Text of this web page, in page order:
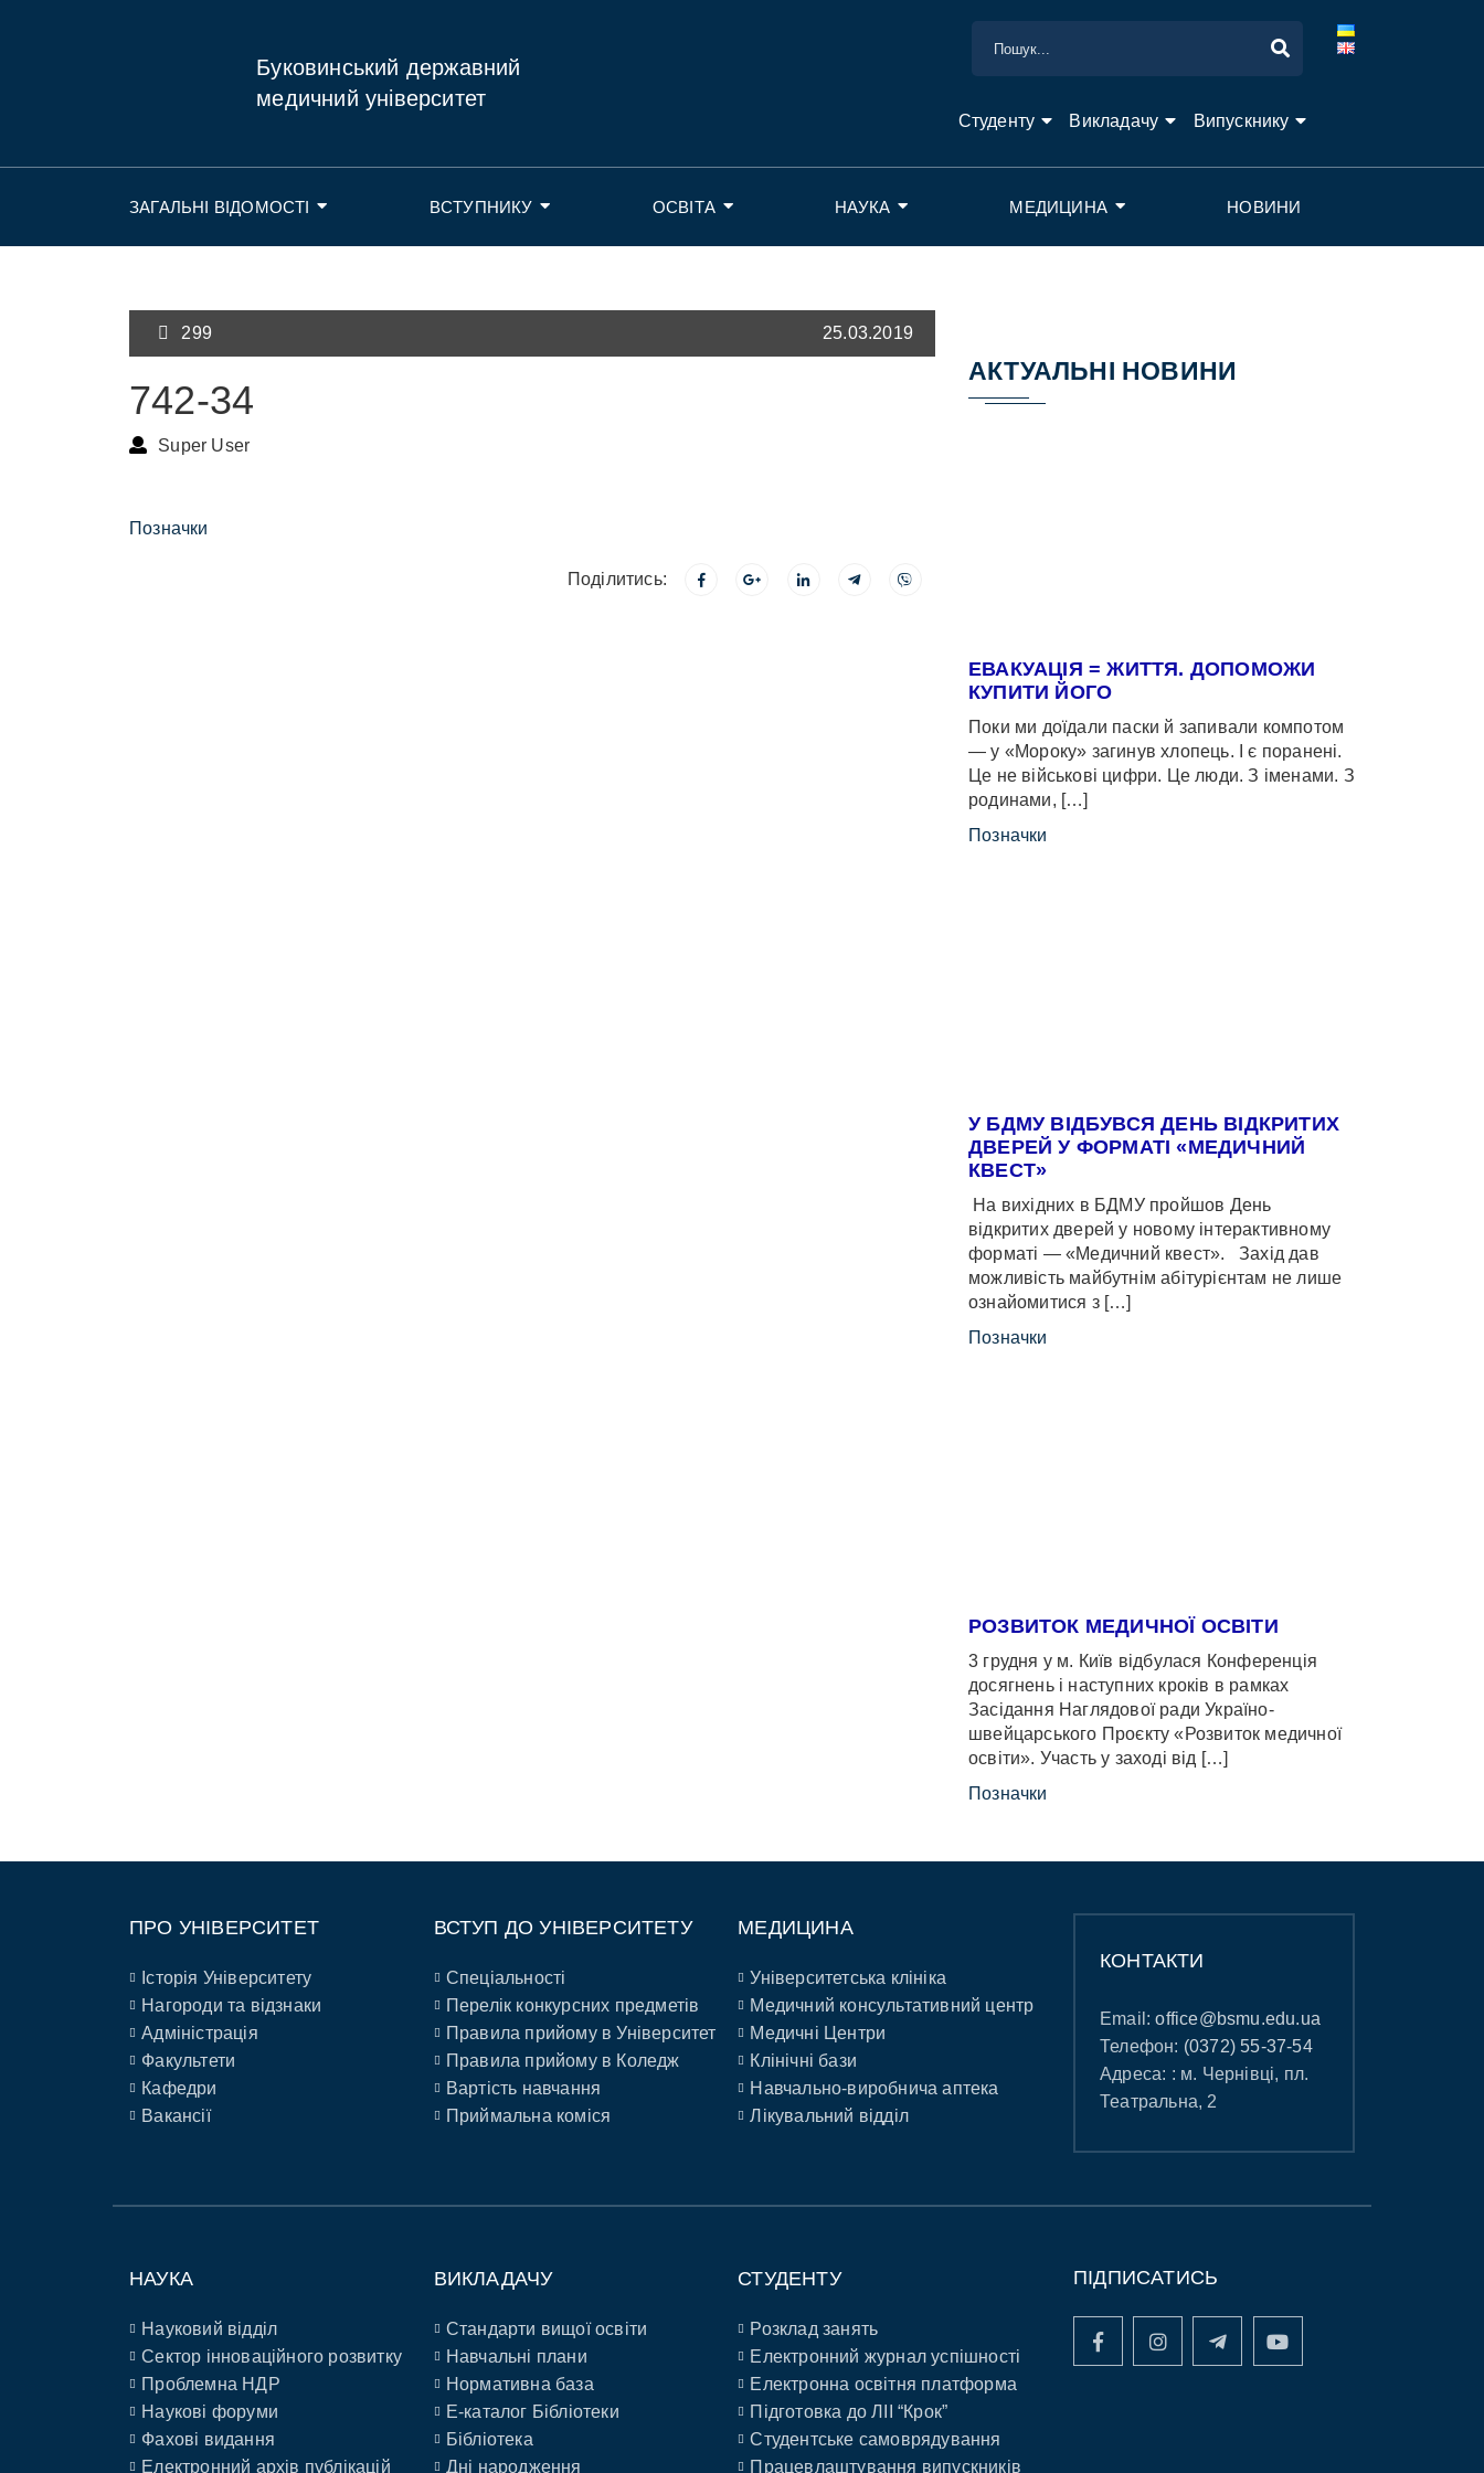
Буковинський державний
медичний університет
Студенту Викладачу Випускнику
ЗАГАЛЬНІ ВІДОМОСТІ ВСТУПНИКУ ОСВІТА НАУКА МЕДИЦИНА НОВИНИ
299 25.03.2019
742-34
Super User
Позначки
Поділитись:
АКТУАЛЬНІ НОВИНИ
ЕВАКУАЦІЯ = ЖИТТЯ. ДОПОМОЖИ
КУПИТИ ЙОГО
Поки ми доїдали паски й запивали компотом
— у «Мороку» загинув хлопець. І є поранені.
Це не військові цифри. Це люди. З іменами. З
родинами, […]
Позначки
У БДМУ ВІДБУВСЯ ДЕНЬ ВІДКРИТИХ
ДВЕРЕЙ У ФОРМАТІ «МЕДИЧНИЙ
КВЕСТ»
На вихідних в БДМУ пройшов День
відкритих дверей у новому інтерактивному
форматі — «Медичний квест». Захід дав
можливість майбутнім абітурієнтам не лише
ознайомитися з […]
Позначки
РОЗВИТОК МЕДИЧНОЇ ОСВІТИ
3 грудня у м. Київ відбулася Конференція
досягнень і наступних кроків в рамках
Засідання Наглядової ради Україно-
швейцарського Проєкту «Розвиток медичної
освіти». Участь у заході від […]
Позначки
ПРО УНІВЕРСИТЕТ
Історія Університету
Нагороди та відзнаки
Адміністрація
Факультети
Кафедри
Вакансії
ВСТУП ДО УНІВЕРСИТЕТУ
Спеціальності
Перелік конкурсних предметів
Правила прийому в Університет
Правила прийому в Коледж
Вартість навчання
Приймальна коміся
МЕДИЦИНА
Університетська клініка
Медичний консультативний центр
Медичні Центри
Клінічні бази
Навчально-виробнича аптека
Лікувальний відділ
КОНТАКТИ
Email:office@bsmu.edu.ua
Телефон: (0372) 55-37-54
Адреса: : м. Чернівці, пл.
Театральна, 2
НАУКА
Науковий відділ
Сектор інноваційного розвитку
Проблемна НДР
Наукові форуми
Фахові видання
Електронний архів публікацій
ВИКЛАДАЧУ
Стандарти вищої освіти
Навчальні плани
Нормативна база
E-каталог Бібліотеки
Бібліотека
Дні народження
СТУДЕНТУ
Розклад занять
Електронний журнал успішності
Електронна освітня платформа
Підготовка до ЛІІ “Крок”
Студентське самоврядування
Працевлаштування випускників
ПІДПИСАТИСЬ